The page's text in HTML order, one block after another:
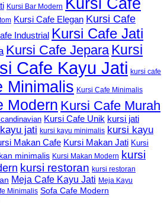
Kursi Bar Modern
Kursi Cafe Elegan Kursi Cafe
Industrial Kursi Cafe Jati
Kursi Cafe Jepara Kursi
Cafe Kayu Jati kursi cafe
Minimalis Kursi Cafe Minimalis
Modern Kursi Cafe Murah
Kursi Cafe Unik kursi jati
jati kursi kayu minimalis kursi kayu
Makan Cafe Kursi Makan Jati Kursi
minimalis Kursi Makan Modern
kursi
kursi restoran kursi restoran
Meja Cafe Kayu Jati Meja Kayu
Minimalis Sofa Cafe Modern